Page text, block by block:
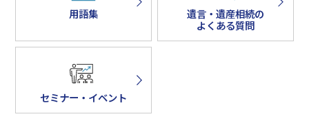
用語集
遺言・遺産相続の
よくある質問
セミナー・イベント